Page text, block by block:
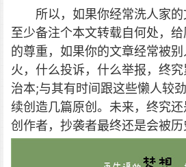
所以，如果你经常洗人家的
至少备注个本文转载自何处，
的尊重，如果你的文章经常被
火，什么投诉，什么举报，终
治本;与其有时间跟这些懒人较
续创造几篇原创。未来，终究
创作者，抄袭者最终还是会被历